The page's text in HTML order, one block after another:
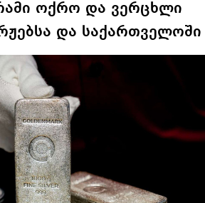
ოქრო და ვერცხლი
და საქართველოში